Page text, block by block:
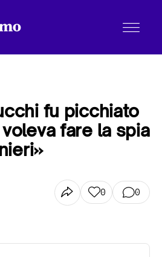
fu picchiato
fare la spia
0 0